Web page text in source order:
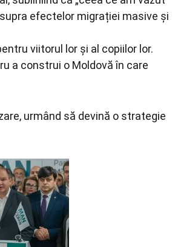
efectelor migrației masive și
viitorul lor și al copiilor lor.
a construi o Moldovă în care
urmând să devină o strategie